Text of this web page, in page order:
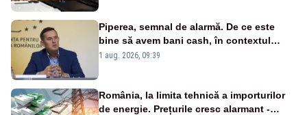
Piperea, semnal de alarmă. De ce este
bine să avem bani cash, în contextul
alertei energetice?
1 aug. 2026, 09:39
România, la limita tehnică a importurilor
de energie. Prețurile cresc alarmant -